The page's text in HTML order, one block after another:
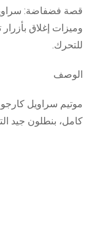
قصة فضفاضة:
وميزات إغلاق
للتحرك.
الوصف
موتيم سراويل
كامل، بنطلون جيد